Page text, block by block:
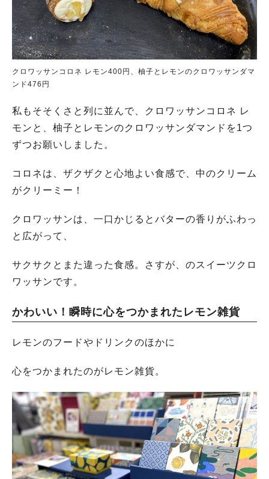
クロワッサンコロネ レモン400円、柚子とレモンのクロワッサンダマ
ンド476円
私もそそくさと列に並んで、クロワッサンコロネ レ
モンと、柚子とレモンのクロワッサンダマンドを1つ
ずつお願いしました。
コロネは、ザクザクと心地よい食感で、中のクリーム
がクリーミー！
クロワッサンは、一口かじるとバターの香りがふわっ
と広がって、
サクサクとまた違った食感。さすが、のスイーツクロ
ワッサンです。
かわいい！瞬時に心をつかまれたレモン雑貨
レモンのフードやドリンクのほかに
心をつかまれたのがレモン雑貨。